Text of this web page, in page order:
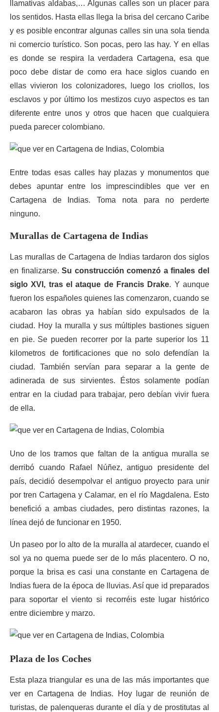
llamativas aldabas,… Algunas calles son un placer para
los sentidos. Hasta ellas llega la brisa del cercano Caribe
y es posible encontrar algunas calles sin una sola tienda
ni comercio turístico. Son pocas, pero las hay. Y en ellas
es donde se respira la verdadera Cartagena, esa que
poco debe distar de como era hace siglos cuando en
ellas vivieron los colonizadores, luego los criollos, los
esclavos y por último los mestizos cuyo aspectos es tan
diferente entre unos y otros que hacen que cualquiera
pueda parecer colombiano.
Entre todas esas calles hay plazas y monumentos que
debes apuntar entre los imprescindibles que ver en
Cartagena de Indias. Toma nota para no perderte
ninguno.
Murallas de Cartagena de Indias
Las murallas de Cartagena de Indias tardaron dos siglos
en finalizarse.Su construcción comenzó a finales del
siglo XVI, tras el ataque de Francis Drake. Y aunque
fueron los españoles quienes las comenzaron, cuando se
acabaron las obras ya habían sido expulsados de la
ciudad. Hoy la muralla y sus múltiples bastiones siguen
en pie. Se pueden recorrer por la parte superior los 11
kilometros de fortificaciones que no solo defendían la
ciudad. También servían para separar a la gente de
adinerada de sus sirvientes. Éstos solamente podían
entrar en la ciudad para trabajar, pero debían vivir fuera
de ella.
Uno de los tramos que faltan de la antigua muralla se
derribó cuando Rafael Núñez, antiguo presidente del
país, decidió desempolvar el antiguo proyecto para unir
por tren Cartagena y Calamar, en el río Magdalena. Esto
benefició a ambas ciudades, pero distintas razones, la
línea dejó de funcionar en 1950.
Un paseo por lo alto de la muralla al atardecer, cuando el
sol ya no quema puede ser de lo más placentero. O no,
porque la brisa es casi una constante en Cartagena de
Indias fuera de la época de lluvias. Así que id preparados
para soportar el viento si recorréis este lugar histórico
entre diciembre y marzo.
Plaza de los Coches
Esta plaza triangular es una de las más importantes que
ver en Cartagena de Indias. Hoy lugar de reunión de
turistas, de palenqueras durante el día y de prostitutas al